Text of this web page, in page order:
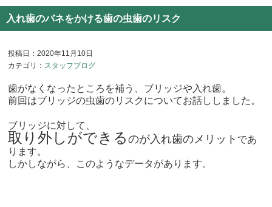
入れ歯のバネをかける歯の虫歯のリスク
投稿日：2020年11月10日
カテゴリ： スタッフブログ
歯がなくなったところを補う、ブリッジや入れ歯。
前回はブリッジの虫歯のリスクについてお話ししました。
ブリッジに対して、
取り外しができるのが入れ歯のメリット であ
ります。
しかしながら、このようなデータがあります。